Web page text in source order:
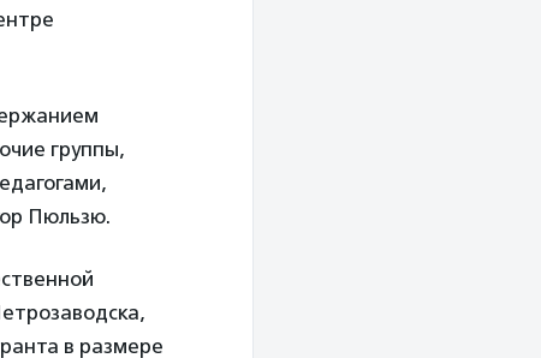
группы,
Пюльзю.
в размере